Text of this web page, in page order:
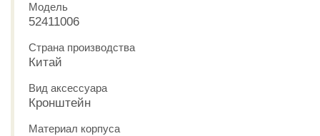
Модель
52411006
Страна производства
Китай
Вид аксессуара
Кронштейн
Материал корпуса